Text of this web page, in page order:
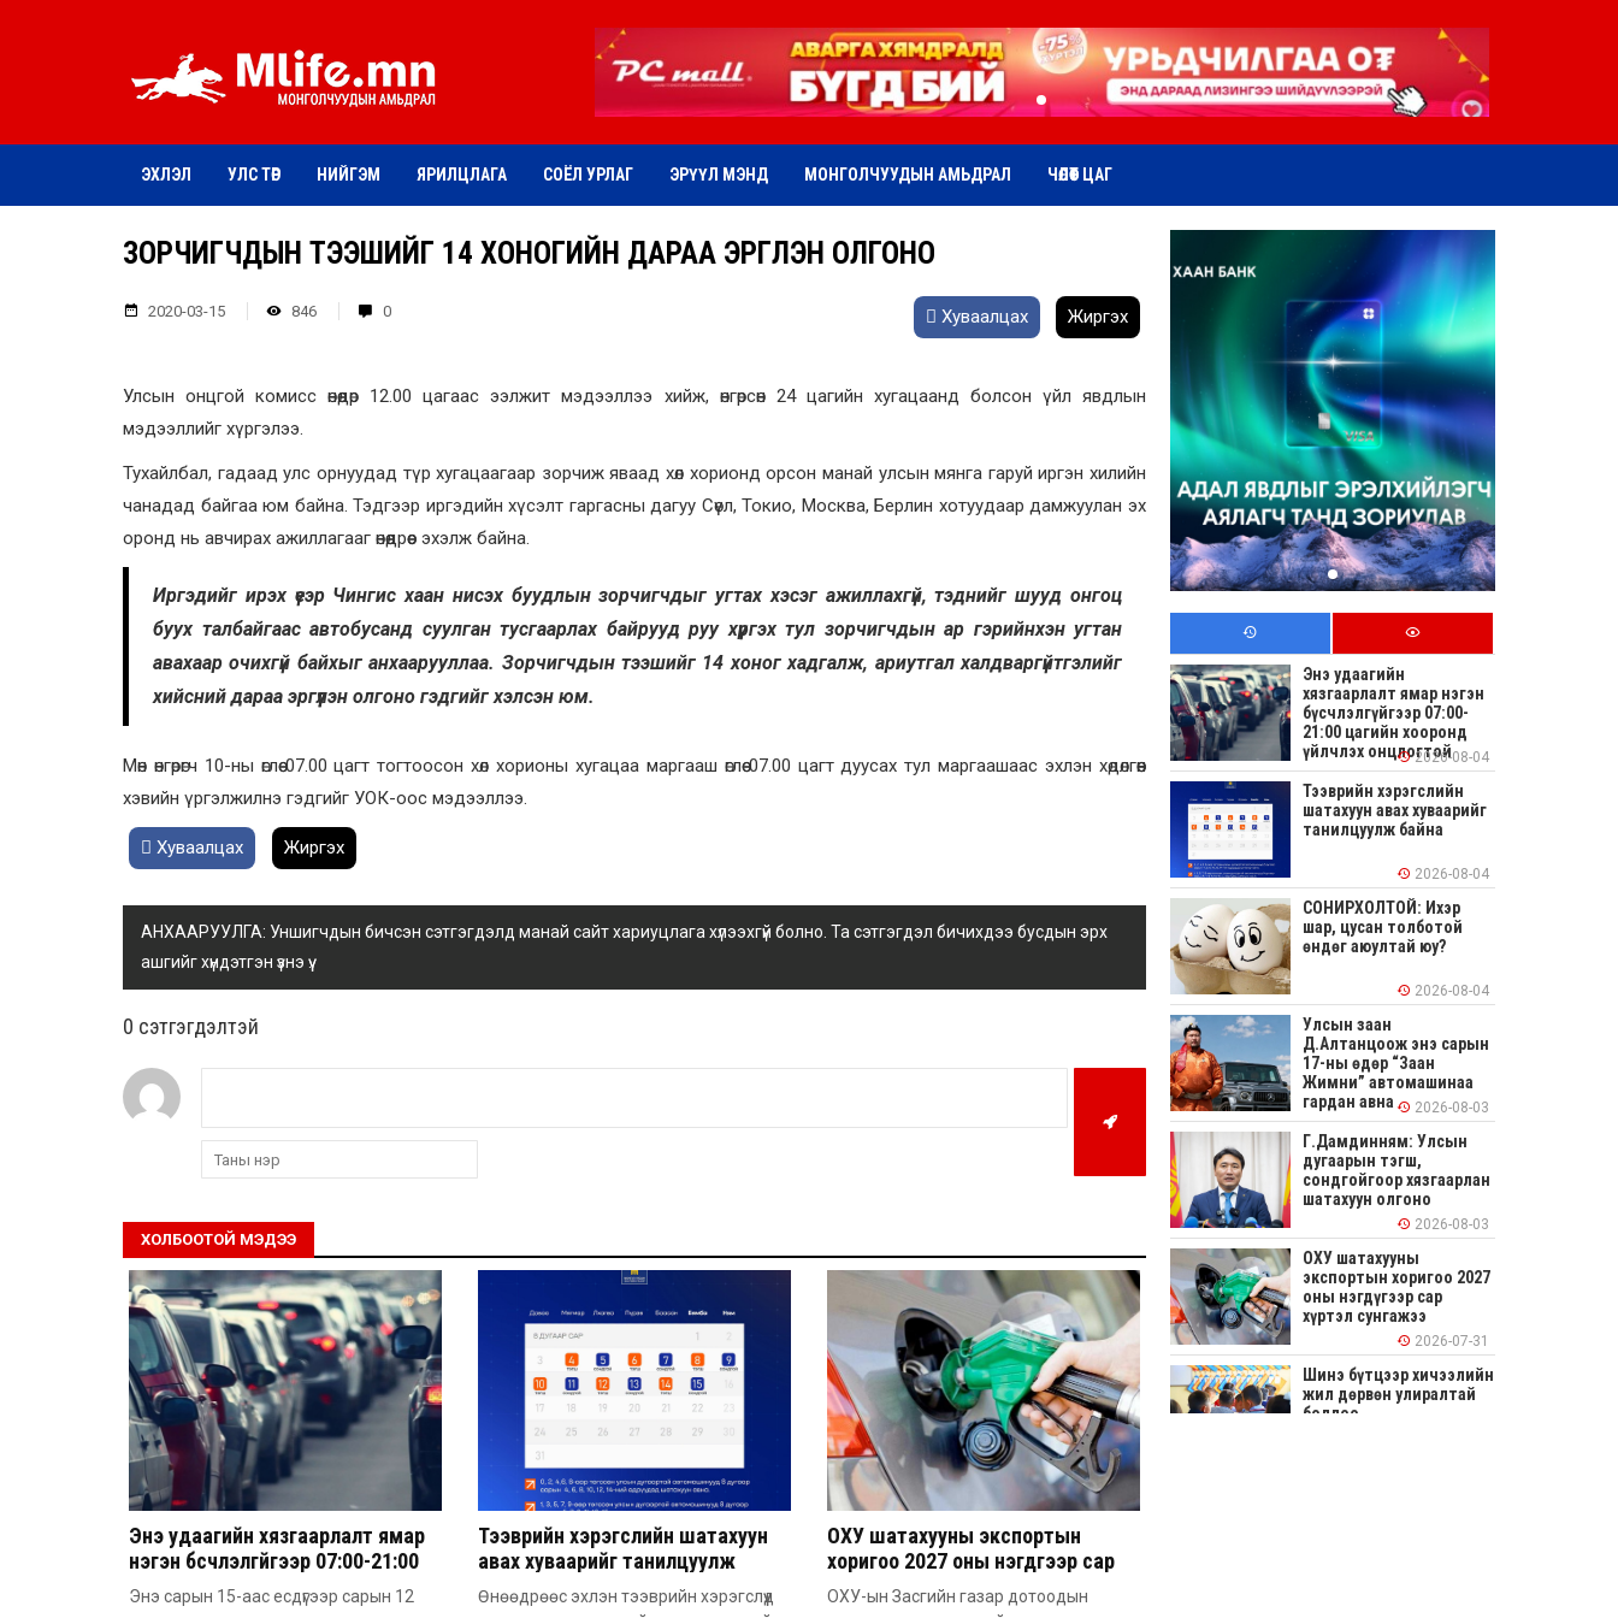
ЭХЛЭЛ УЛС ТӨР НИЙГЭМ ЯРИЛЦЛАГА СОЁЛ УРЛАГ ЭРҮҮЛ МЭНД МОНГОЛЧУУДЫН АМЬДРАЛ ЧӨЛӨӨТ ЦАГ
ЗОРЧИГЧДЫН ТЭЭШИЙГ 14 ХОНОГИЙН ДАРАА ЭРГҮҮЛЭН ОЛГОНО
2020-03-15 846 0 Хуваалцах Жиргэх
Улсын онцгой комисс өнөөдөр 12.00 цагаас ээлжит мэдээллээ хийж, өнгөрсөн 24 цагийн хугацаанд болсон үйл явдлын
мэдээллийг хүргэлээ.
Тухайлбал, гадаад улс орнуудад түр хугацаагаар зорчиж яваад хөл хорионд орсон манай улсын мянга гаруй иргэн хилийн
чанадад байгаа юм байна. Тэдгээр иргэдийн хүсэлт гаргасны дагуу Сөүл, Токио, Москва, Берлин хотуудаар дамжуулан эх
оронд нь авчирах ажиллагааг өнөөдрөөс эхэлж байна.
Иргэдийг ирэх үеэр Чингис хаан нисэх буудлын зорчигчдыг угтах хэсэг ажиллахгүй, тэднийг шууд онгоц
буух талбайгаас автобусанд суулган тусгаарлах байрууд руу хүргэх тул зорчигчдын ар гэрийнхэн угтан
авахаар очихгүй байхыг анхаарууллаа. Зорчигчдын тээшийг 14 хоног хадгалж, ариутгал халдваргүйтгэлийг
хийсний дараа эргүүлэн олгоно гэдгийг хэлсэн юм.
Мөн өнгөрөгч 10-ны өглөө 07.00 цагт тогтоосон хөл хорионы хугацаа маргааш өглөө 07.00 цагт дуусах тул маргаашаас эхлэн хөдөлгөөн
хэвийн үргэлжилнэ гэдгийг УОК-оос мэдээллээ.
Хуваалцах Жиргэх
АНХААРУУЛГА: Уншигчдын бичсэн сэтгэгдэлд манай сайт хариуцлага хүлээхгүй болно. Та сэтгэгдэл бичихдээ бусдын эрх
ашгийг хүндэтгэн үзнэ үү.
0 cэтгэгдэлтэй
ХОЛБООТОЙ МЭДЭЭ
Энэ удаагийн хязгаарлалт ямар
нэгэн бүсчлэлгүйгээр 07:00-21:00
цагийн хооронд үйлчлэх
онцлогтой
Энэ сарын 15-аас есдүгээр сарын 12
Тээврийн хэрэгслийн шатахуун
авах хуваарийг танилцуулж
байна
Өнөөдрөөс эхлэн тээврийн хэрэгслүүд
ОХУ шатахууны экспортын
хоригоо 2027 оны нэгдүгээр сар
хүртэл сунгажээ
ОХУ-ын Засгийн газар дотоодын
Энэ удаагийн
хязгаарлалт ямар нэгэн
бүсчлэлгүйгээр 07:00-
21:00 цагийн хооронд
үйлчлэх онцлогтой2026-08-04
Тээврийн хэрэгслийн
шатахуун авах хуваарийг
танилцуулж байна
2026-08-04
СОНИРХОЛТОЙ: Ихэр
шар, цусан толботой
өндөг аюултай юу?
2026-08-04
Улсын заан
Д.Алтанцоож энэ сарын
17-ны өдөр “Заан
Жимни” автомашинаа
гардан авна
2026-08-03
Г.Дамдинням: Улсын
дугаарын тэгш,
сондгойгоор хязгаарлан
шатахуун олгоно
2026-08-03
ОХУ шатахууны
экспортын хоригоо 2027
оны нэгдүгээр сар
хүртэл сунгажээ
2026-07-31
Шинэ бүтцээр хичээлийн
жил дөрвөн улиралтай
боллоо